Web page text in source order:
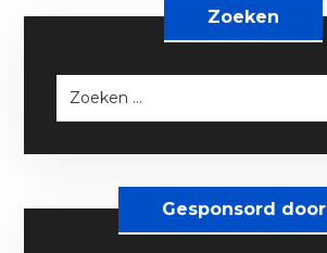
Zoeken
Gesponsord door